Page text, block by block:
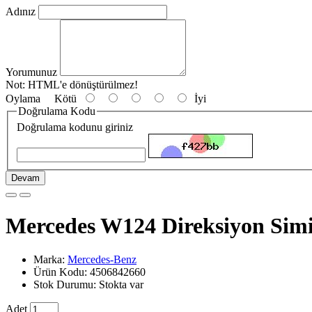
Adınız
Yorumunuz
Not: HTML'e dönüştürülmez!
Oylama Kötü
İyi
Doğrulama Kodu
Doğrulama kodunu giriniz
Devam
Mercedes W124 Direksiyon
Marka: Mercedes-Benz
Ürün Kodu: 4506842660
Stok Durumu: Stokta var
Adet